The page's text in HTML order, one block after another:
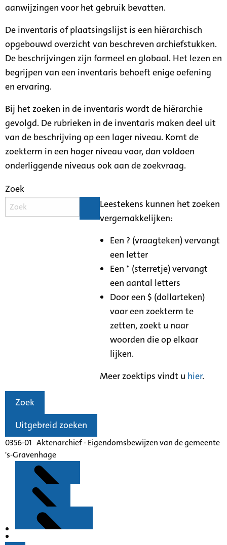
aanwijzingen voor het gebruik bevatten.
De inventaris of plaatsingslijst is een hiërarchisch
opgebouwd overzicht van beschreven archiefstukken.
De beschrijvingen zijn formeel en globaal. Het lezen en
begrijpen van een inventaris behoeft enige oefening
en ervaring.
Bij het zoeken in de inventaris wordt de hiërarchie
gevolgd. De rubrieken in de inventaris maken deel uit
van de beschrijving op een lager niveau. Komt de
zoekterm in een hoger niveau voor, dan voldoen
onderliggende niveaus ook aan de zoekvraag.
Zoek
Leestekens kunnen het zoeken
vergemakkelijken:
Een ? (vraagteken) vervangt
een letter
Een * (sterretje) vervangt
een aantal letters
Door een $ (dollarteken)
voor een zoekterm te
zetten, zoekt u naar
woorden die op elkaar
lijken.
Meer zoektips vindt u hier.
Zoek
Uitgebreid zoeken
0356-01 Aktenarchief - Eigendomsbewijzen van de gemeente
's-Gravenhage